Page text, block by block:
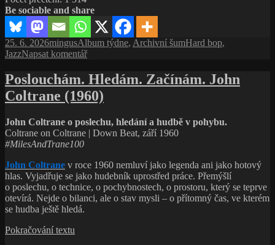
jedné
desky
a pověsti,
která
se
jazzovým
světem
Be sociable and share
Publikováno:
25. 6. 2026Autor:
mingusRubriky:
Album týdne, Archivní šumŠtítky:
Hard bop,
JazzNapsat komentářpro
s
názvem
Dizzy
Příběh
jedné
desky
která
se
šířila
jazzovým
Poslouchám. Hledám. Začínám. John
Coltrane (1960)
John Coltrane o poslechu, hledání a hudbě v pohybu.
Coltrane on Coltrane | Down Beat, září 1960
#MilesAndTrane100
John Coltrane v roce 1960 nemluví jako legenda ani jako hotový
hlas. Vyjadřuje se jako hudebník uprostřed práce. Přemýšlí
o poslechu, o technice, o pochybnostech, o prostoru, který se teprve
otevírá. Nejde o bilanci, ale o stav mysli – o přítomný čas, ve kterém
se hudba ještě hledá.
Pokračování textu